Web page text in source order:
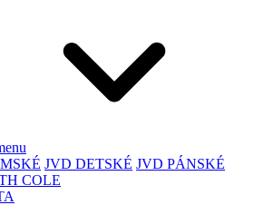
JVD DETSKÉ JVD PÁNSKÉ
COLE